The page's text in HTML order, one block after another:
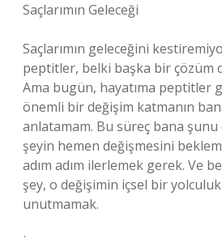
Saçlarımın Geleceği
Saçlarımın geleceğini
peptitler, belki başka bir çözüm
Ama bugün, hayatıma peptitler
önemli bir değişim katmanın
anlatamam. Bu süreç bana
şeyin hemen değişmesini
adım adım ilerlemek gerek. Ve
şey, o değişimin içsel bir
unutmamak.